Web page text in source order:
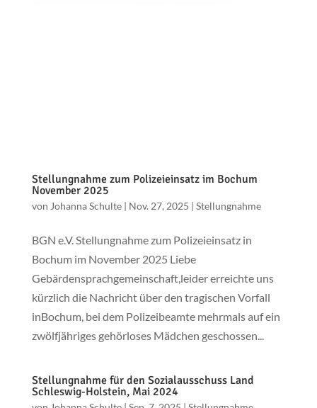
Stellungnahme zum Polizeieinsatz im Bochum
November 2025
von Johanna Schulte| Nov. 27, 2025 | Stellungnahme
BGN e.V. Stellungnahme zum Polizeieinsatz in
Bochum im November 2025 Liebe
Gebärdensprachgemeinschaft,leider erreichte uns
kürzlich die Nachricht über den tragischen Vorfall
inBochum, bei dem Polizeibeamte mehrmals auf ein
zwölfjähriges gehörloses Mädchen geschossen...
Stellungnahme für den Sozialausschuss Land
Schleswig-Holstein, Mai 2024